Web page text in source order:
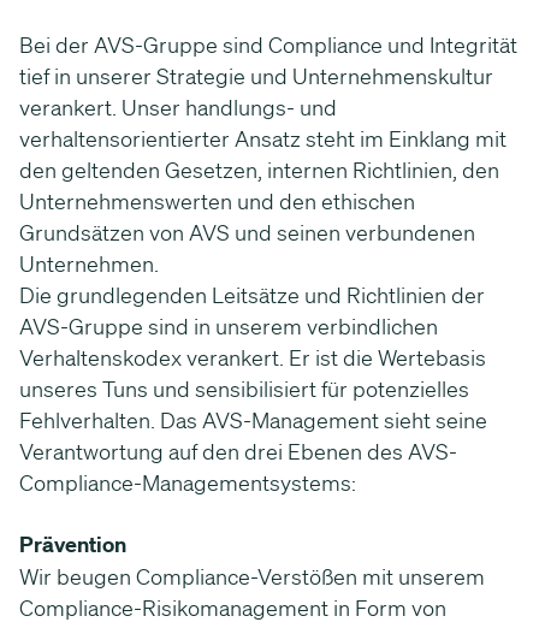
Bei der AVS-Gruppe sind Compliance und Integrität
tief in unserer Strategie und Unternehmenskultur
verankert. Unser handlungs- und
verhaltensorientierter Ansatz steht im Einklang mit
den geltenden Gesetzen, internen Richtlinien, den
Unternehmenswerten und den ethischen
Grundsätzen von AVS und seinen verbundenen
Unternehmen.
Die grundlegenden Leitsätze und Richtlinien der
AVS-Gruppe sind in unserem verbindlichen
Verhaltenskodex verankert. Er ist die Wertebasis
unseres Tuns und sensibilisiert für potenzielles
Fehlverhalten. Das AVS-Management sieht seine
Verantwortung auf den drei Ebenen des AVS-
Compliance-Managementsystems:
Prävention
Wir beugen Compliance-Verstößen mit unserem
Compliance-Risikomanagement in Form von